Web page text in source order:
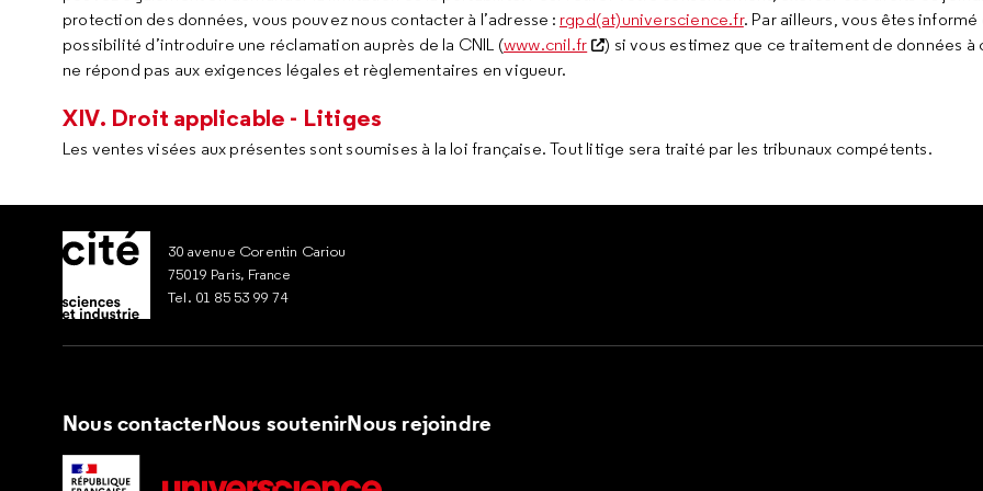
protection des données, vous pouvez nous contacter à l’adresse : rgpd(at)universcience.fr. Par ailleurs, vous êtes informé
possibilité d’introduire une réclamation auprès de la CNIL (www.cnil.fr
) si vous estimez que ce traitement de données à
ne répond pas aux exigences légales et règlementaires en vigueur.
XIV. Droit applicable - Litiges
Les ventes visées aux présentes sont soumises à la loi française. Tout litige sera traité par les tribunaux compétents.
30 avenue Corentin Cariou
75019 Paris, France
Tel. 01 85 53 99 74
Nous contacterNous soutenirNous rejoindre